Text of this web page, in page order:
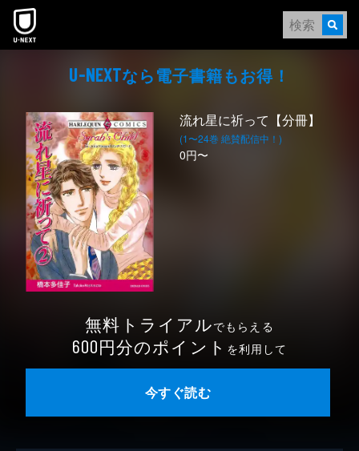
本文へスキップ
U-NEXTなら電⼦書籍もお得！
流れ星に祈って【分冊】
(1〜24巻 絶賛配信中！)
0円〜
無料トライアルでもらえる
600円分のポイント を利用して
今すぐ読む